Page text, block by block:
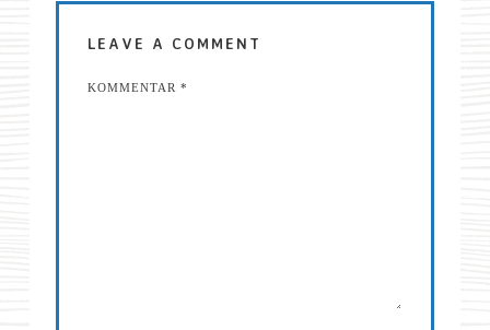
LEAVE A COMMENT
KOMMENTAR *